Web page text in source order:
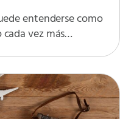
entenderse como
cada vez más…